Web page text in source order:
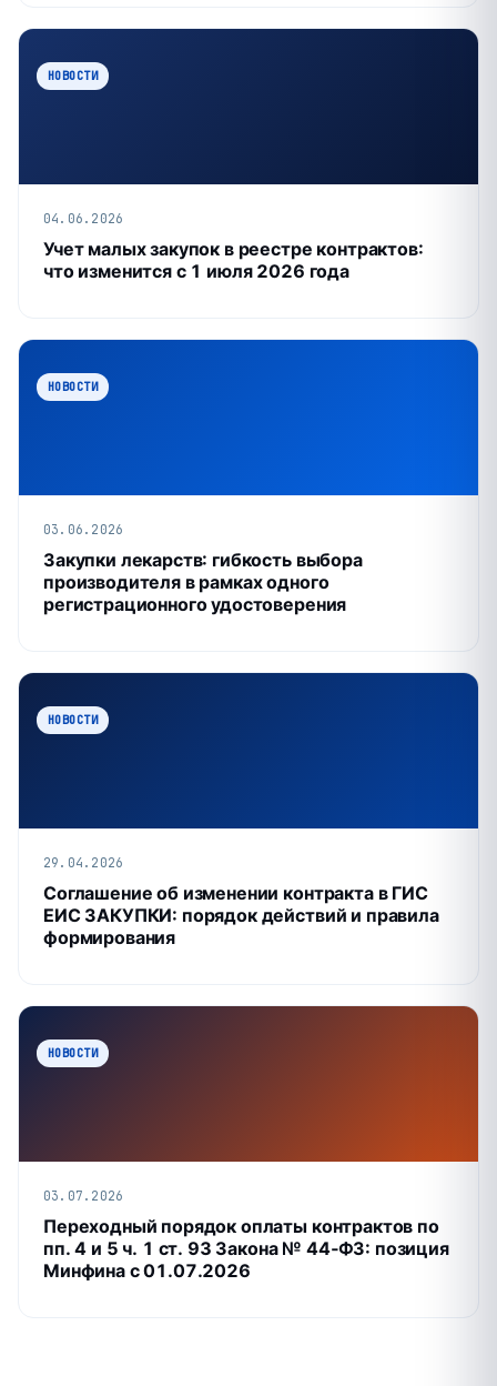
НОВОСТИ
04.06.2026
Учет малых закупок в реестре контрактов:
что изменится с 1 июля 2026 года
НОВОСТИ
03.06.2026
Закупки лекарств: гибкость выбора
производителя в рамках одного
регистрационного удостоверения
НОВОСТИ
29.04.2026
Соглашение об изменении контракта в ГИС
ЕИС ЗАКУПКИ: порядок действий и правила
формирования
НОВОСТИ
03.07.2026
Переходный порядок оплаты контрактов по
пп. 4 и 5 ч. 1 ст. 93 Закона № 44‑ФЗ: позиция
Минфина с 01.07.2026